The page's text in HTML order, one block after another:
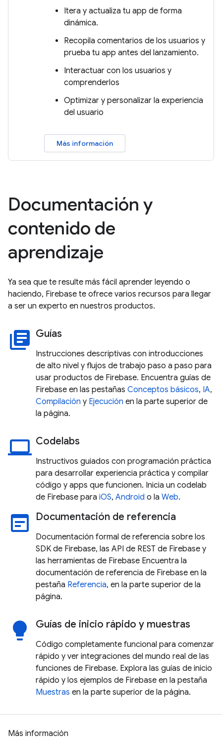
Itera y actualiza tu app de forma
dinámica.
Recopila comentarios de los usuarios y
prueba tu app antes del lanzamiento.
Interactuar con los usuarios y
comprenderlos
Optimizar y personalizar la experiencia
del usuario
Más información
Documentación y
contenido de
aprendizaje
Ya sea que te resulte más fácil aprender leyendo o
haciendo, Firebase te ofrece varios recursos para llegar
a ser un experto en nuestros productos.
library_books Guías
Instrucciones descriptivas con introducciones
de alto nivel y flujos de trabajo paso a paso para
usar productos de Firebase. Encuentra guías de
Firebase en las pestañas Conceptos básicos, IA,
Compilación y Ejecución en la parte superior de
la página.
laptop Codelabs
Instructivos guiados con programación práctica
para desarrollar experiencia práctica y compilar
código y apps que funcionen. Inicia un codelab
de Firebase para iOS, Android o la Web.
wysiwyg Documentación de referencia
Documentación formal de referencia sobre los
SDK de Firebase, las API de REST de Firebase y
las herramientas de Firebase Encuentra la
documentación de referencia de Firebase en la
pestaña Referencia, en la parte superior de la
página.
lightbulb Guías de inicio rápido y muestras
Código completamente funcional para comenzar
rápido y ver integraciones del mundo real de las
funciones de Firebase. Explora las guías de inicio
rápido y los ejemplos de Firebase en la pestaña
Muestras en la parte superior de la página.
Más información